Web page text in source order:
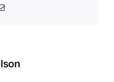
Email: